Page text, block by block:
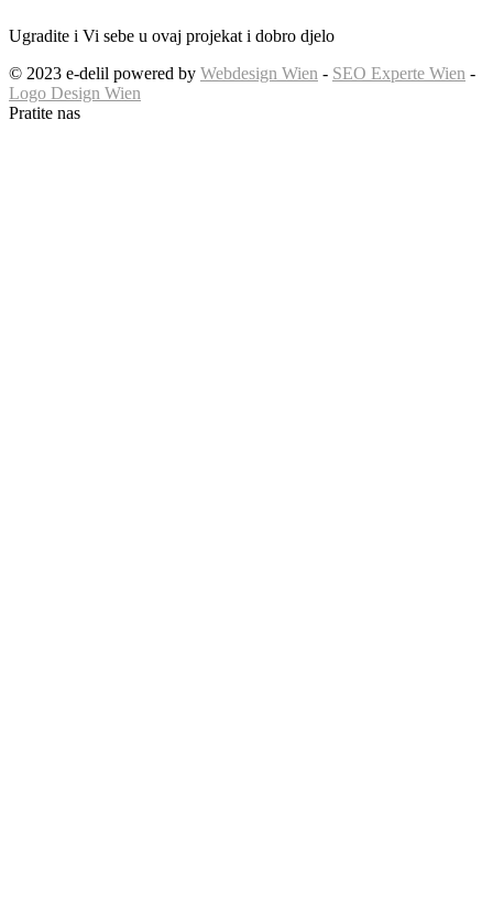
Ugradite i Vi sebe u ovaj projekat i dobro djelo
© 2023 e-delil powered by Webdesign Wien - SEO Experte Wien -
Logo Design Wien
Pratite nas